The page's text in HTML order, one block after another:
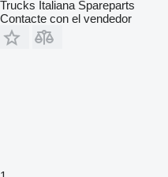
Trucks Italiana Spareparts
Contacte con el vendedor